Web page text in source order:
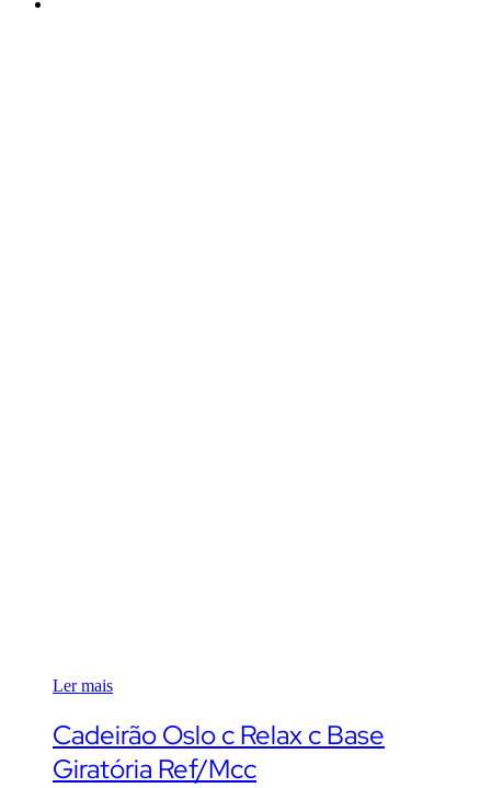
Ler mais
Cadeirão Oslo c Relax c Base
Giratória Ref/Mcc